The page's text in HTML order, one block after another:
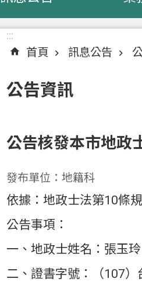
:::
首頁
訊息公告
公告資訊
公告核發本市地政
發布單位：地籍科
依據：地政士法第10條
公告事項：
一、地政士姓名：張玉玲
二、證書字號：（107